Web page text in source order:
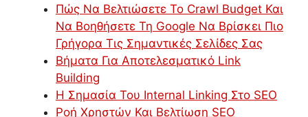
Πώς Να Βελτιώσετε Το Crawl Budget Και
Να Βοηθήσετε Τη Google Να Βρίσκει Πιο
Γρήγορα Τις Σημαντικές Σελίδες Σας
Βήματα Για Αποτελεσματικό Link
Building
Η Σημασία Του Internal Linking Στο SEO
Ροή Χρηστών Και Βελτίωση SEO